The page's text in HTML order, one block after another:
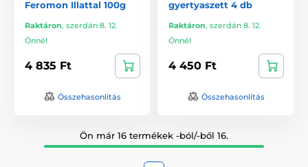
Feromon Illattal 100g
Raktáron, szerdán 8. 12.
Önnél
4 835 Ft
Összehasonlítás
gyertyaszett 4 db
Raktáron, szerdán 8. 12.
Önnél
4 450 Ft
Összehasonlítás
Ön már 16 termékek -ból/-ből 16.